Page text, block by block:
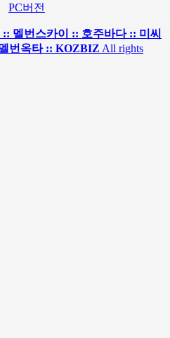
PC버전
멜번스카이 :: 호주바다 :: 미씨
번옥타 :: KOZBIZ All rights